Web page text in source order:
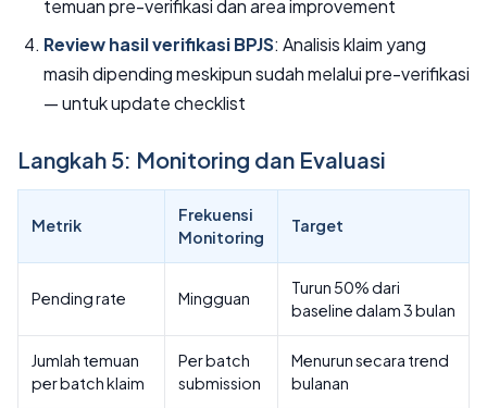
temuan pre-verifikasi dan area improvement
Review hasil verifikasi BPJS: Analisis klaim yang
masih dipending meskipun sudah melalui pre-verifikasi
— untuk update checklist
Langkah 5: Monitoring dan Evaluasi
Metrik
Frekuensi
Monitoring
Target
Pending rate Mingguan
Turun 50% dari
baseline dalam 3 bulan
Jumlah temuan
per batch klaim
Per batch
submission
Menurun secara trend
bulanan